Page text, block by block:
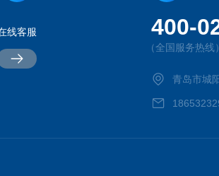
线客服 400-
（全国服务热线）
青岛市城